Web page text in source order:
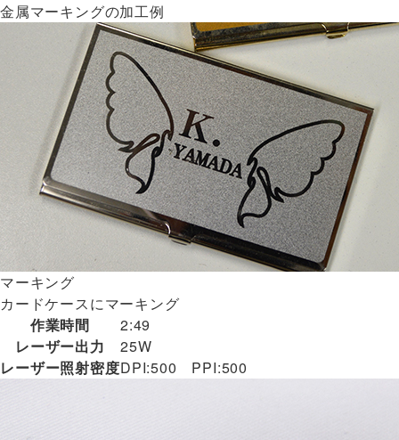
金属マーキングの加工例
マーキング
カードケースにマーキング
作業時間
2:49
レーザー出力
25W
レーザー照射密度DPI:500 PPI:500